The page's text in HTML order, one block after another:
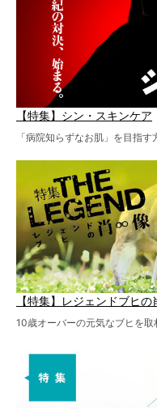
【特集】シン・スキンケア
「病院知らずなお肌」を目指す
【特集】レジェンドブヒ
10歳オーバーの元気なブヒを取